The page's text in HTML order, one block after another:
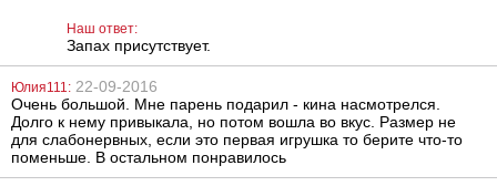
Вибратор Baile
Pretty Love Alvis
Vibrator
1422 грн
фаллоимитатор
Lovetoy Realistic
Double
1020 грн
Наш ответ:
Запах присутствует.
Юлия111: 22-09-2016
Очень большой. Мне парень подарил - кина насмотрелся.
Долго к нему привыкала, но потом вошла во вкус. Размер не
для слабонервных, если это первая игрушка то берите что-то
поменьше. В остальном понравилось